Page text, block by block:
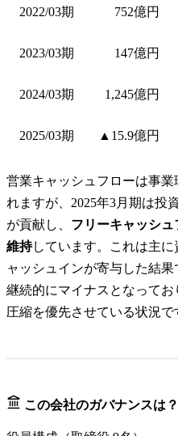
2022/03期 752億円
2023/03期 147億円
2024/03期 1,245億円
2025/03期 ▲15.9億円
営業キャッシュフローは事
れますが、2025年3月期は投
が貢献し、 フリーキャッシュ
維持しています。これは主
ャッシュインが寄与した結
継続的にマイナスとなって
圧縮を優先させている状況で
この会社のガバナンスは？